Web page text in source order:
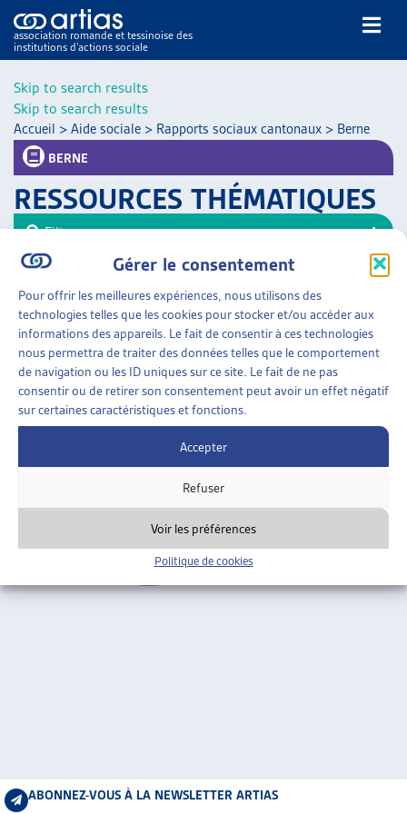
Skip to search results
Gérer le consentement
Pour offrir les meilleures expériences, nous utilisons des
technologies telles que les cookies pour stocker et/ou accéder aux
informations des appareils. Le fait de consentir à ces technologies
nous permettra de traiter des données telles que le comportement
de navigation ou les ID uniques sur ce site. Le fait de ne pas
consentir ou de retirer son consentement peut avoir un effet négatif
sur certaines caractéristiques et fonctions.
Accepter
Refuser
Voir les préférences
Politique de cookies
Skip to search results
association romande et tessinoise des
institutions d’actions sociale
NOS PUBLICATIONS
DOSSIERS DU MOIS
VEILLE
RESSOURCES
THÉMATIQUES
GUIDE SOCIAL ROMAND
AUTRES
ARTIAS
PROJETS ET ACTIVITÉS
Accueil > Aide sociale > Rapports sociaux cantonaux > Berne
BERNE
RESSOURCES THÉMATIQUES
AIDE SOCIALE»RAPPORTS SOCIAUX CANTONAUX
»BERNE
RAPPORTS SOCIAUX
Canton de Berne, dès 2008
Berne
Filtrer
Trier
ABONNEZ-VOUS À LA NEWSLETTER ARTIAS